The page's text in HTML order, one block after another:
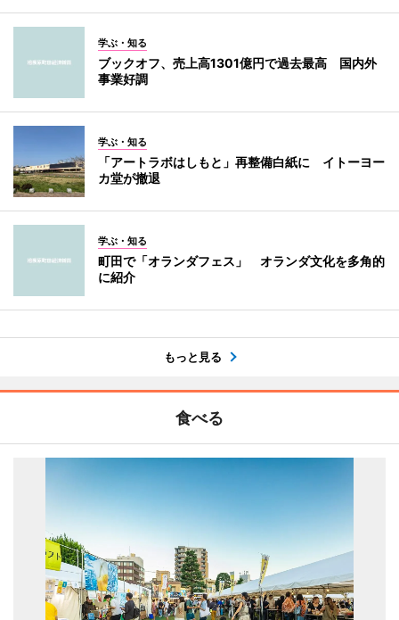
学ぶ・知る
ブックオフ、売上高1301億円で過去最高 国内外
事業好調
学ぶ・知る
「アートラボはしもと」再整備白紙に イトーヨー
カ堂が撤退
学ぶ・知る
町田で「オランダフェス」 オランダ文化を多角的
に紹介
もっと見る
食べる